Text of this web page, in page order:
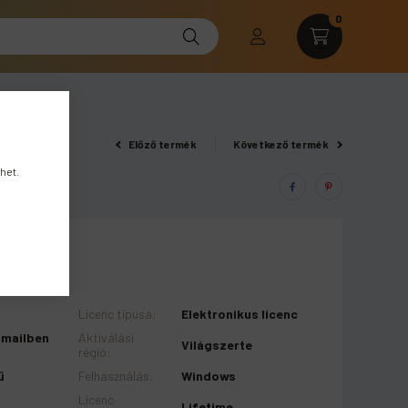
0
Előző termék Következő termék
Licenc típusa:
Elektronikus licenc
Aktiválási
régió:
Világszerte
Felhasználás:
Windows
Licenc